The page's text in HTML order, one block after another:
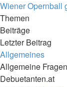
Wiener Opernball
Themen
Beiträge
Letzter Beitrag
Allgemeines
Allgemeine
Debuetanten.at